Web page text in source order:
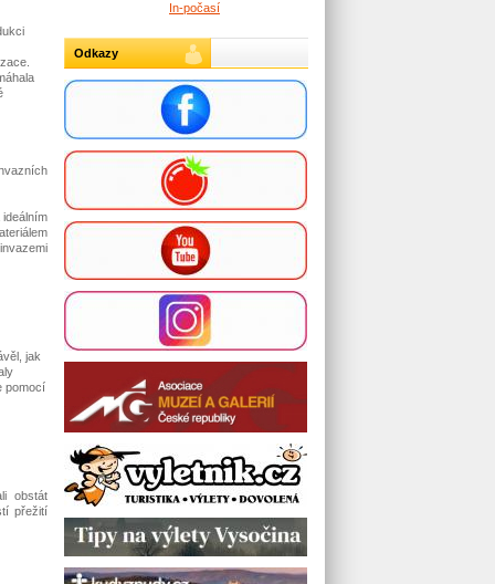
jak
pomocí
obstát
přežití
In-počasí
Odkazy